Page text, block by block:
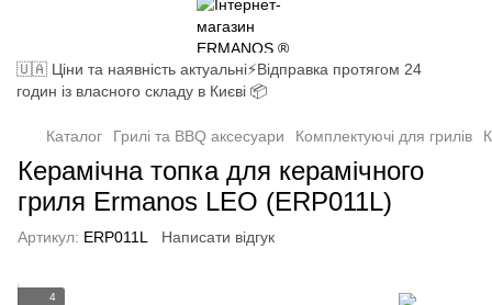
🇺🇦 Ціни та наявність актуальні⚡Відправка протягом 24
годин із власного складу в Києві 📦
Каталог Грилі та BBQ аксесуари Комплектуючі для грилів
Керамічна топка для керамічного
гриля Ermanos LEO (ERP011L)
Артикул: ERP011L Написати відгук
4